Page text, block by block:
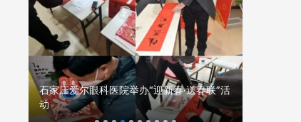
石家庄爱尔眼科医院举办“迎新春·送春联”活
动